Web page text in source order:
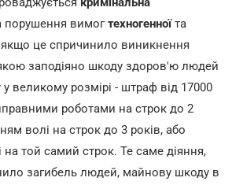
порушення вимогтехногенноїта
це спричинило виникнення
заподіяно шкоду здоров'ю людей
великому розмірі - штраф від 17000
роботами на строк до 2
волі на строк до 3 років, або
той самий строк. Те саме діяння,
загибель людей, майнову шкоду в